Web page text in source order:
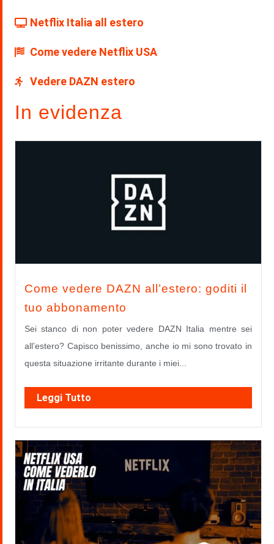
Netflix Italia all estero
Come vedere Netflix USA
Vedere DAZN estero
In evidenza
Come vedere DAZN all’estero: goditi il
tuo abbonamento
Sei stanco di non poter vedere DAZN Italia mentre sei
all’estero? Capisco benissimo, anche io mi sono trovato in
questa situazione irritante durante i miei...
Leggi Tutto